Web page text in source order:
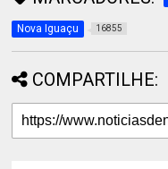
Nova Iguaçu 16855
COMPARTILHE: